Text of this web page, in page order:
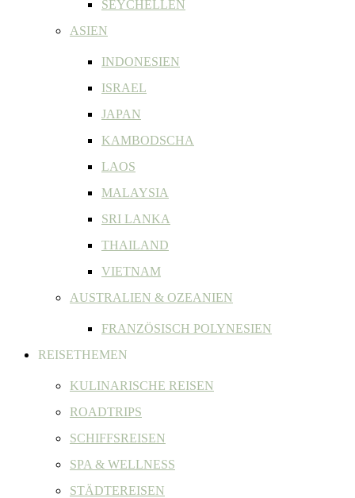
SEYCHELLEN
ASIEN
INDONESIEN
ISRAEL
JAPAN
KAMBODSCHA
LAOS
MALAYSIA
SRI LANKA
THAILAND
VIETNAM
AUSTRALIEN & OZEANIEN
FRANZÖSISCH POLYNESIEN
REISETHEMEN
KULINARISCHE REISEN
ROADTRIPS
SCHIFFSREISEN
SPA & WELLNESS
STÄDTEREISEN